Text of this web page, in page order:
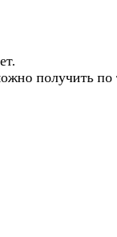
получить по